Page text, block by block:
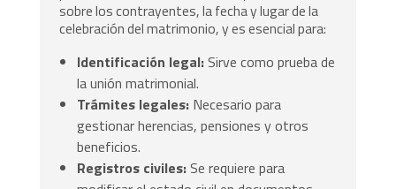
sobre los contrayentes, la fecha y lugar de la
celebración del matrimonio, y es esencial para:
Identificación legal: Sirve como prueba de
la unión matrimonial.
Trámites legales: Necesario para
gestionar herencias, pensiones y otros
beneficios.
Registros civiles: Se requiere para